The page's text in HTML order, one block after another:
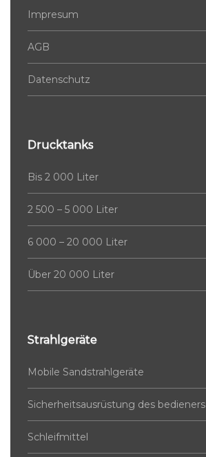
Impresum
AGB
Datenschutz
Drucktanks
Bis 2 000 Liter
2 500 – 5 000 Liter
6 000 – 20 000 Liter
Über 20 000 Liter
Strahlgeräte
Mobile Sandstrahlgeräte
Sicherheitsausrüstung des bedieners
Schleifmittel